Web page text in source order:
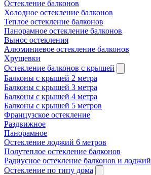
Остекление балконов
Холодное остекление балконов
Теплое остекление балконов
Панорамное остекление балконов
Вынос остекления
Алюминиевое остекление балконов
Хрущевки
Остекление балконов с крышей
Балконы с крышей 2 метра
Балконы с крышей 3 метра
Балконы с крышей 4 метра
Балконы с крышей 5 метров
Французское остекление
Раздвижное
Панорамное
Остекление лоджий 6 метров
Полутеплое остекление балконов
Радиусное остекление балконов и лоджий
Остекление по типу дома